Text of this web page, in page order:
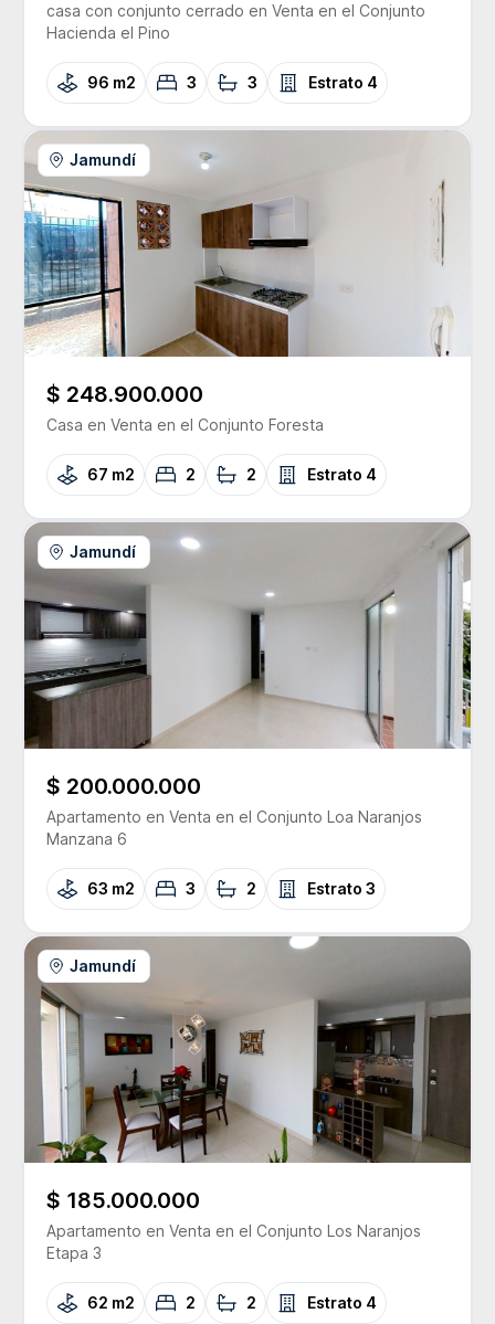
casa con conjunto cerrado en Venta en el Conjunto
Hacienda el Pino
96 m2 3 3 Estrato 4
Jamundí
$ 248.900.000
Casa en Venta en el Conjunto Foresta
67 m2 2 2 Estrato 4
Jamundí
$ 200.000.000
Apartamento en Venta en el Conjunto Loa Naranjos
Manzana 6
63 m2 3 2 Estrato 3
Jamundí
$ 185.000.000
Apartamento en Venta en el Conjunto Los Naranjos
Etapa 3
62 m2 2 2 Estrato 4